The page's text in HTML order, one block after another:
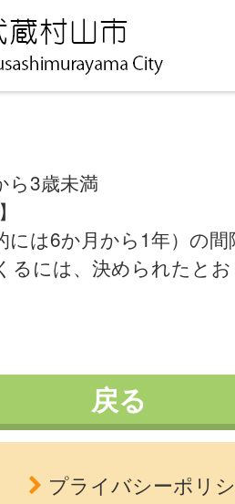
ら3歳未満
には6か月から1年）の
るには、決められたと
戻る
プライバシーポリ